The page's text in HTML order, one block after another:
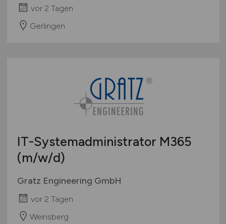
vor 2 Tagen
Gerlingen
IT-Systemadministrator M365
(m/w/d)
Gratz Engineering GmbH
vor 2 Tagen
Weinsberg